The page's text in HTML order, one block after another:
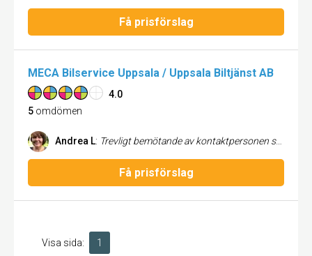
Få prisförslag
MECA Bilservice Uppsala / Uppsala Biltjänst AB
4.0
5 omdömen
Andrea L: Trevligt bemötande av kontaktpersonen som informerade mig om problemet med bilen, att drivaxel behövdes bytas ut. Fick en offert som företaget höll sig till. Blev uppdaterad om ytterligare allvarliga fel på bilen som behövdes åtgärdas, vilket var byte av båda hjullager fram, och fick ny offert. Trots att arbetet tog längre tid än beräknat pga oförutsedda fel på bilen, kunde jag hämta bilen på det bestämda datumet och betalade det överenskomna priset. Jag blev mycket nöjd med bemötandet och utfört arbete.
Få prisförslag
Visa sida: 1